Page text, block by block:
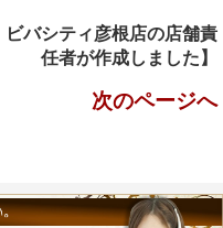
ビバシティ彦根店の店舗責
任者が作成しました】
次のページへ